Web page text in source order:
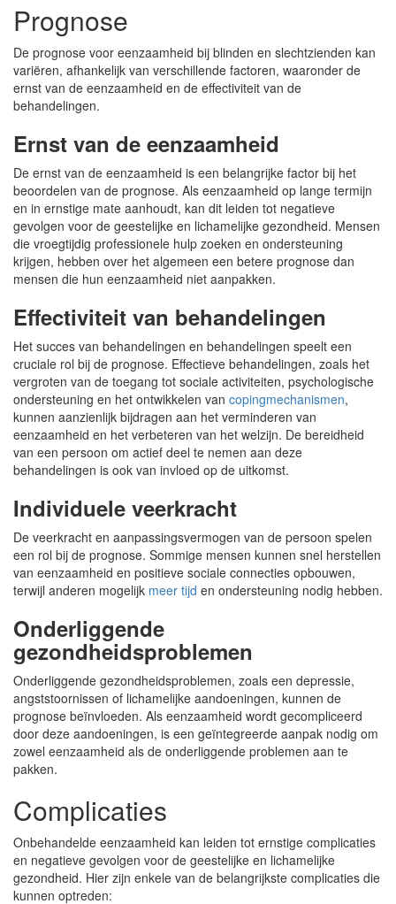
Prognose
De prognose voor eenzaamheid bij blinden en slechtzienden kan
variëren, afhankelijk van verschillende factoren, waaronder de
ernst van de eenzaamheid en de effectiviteit van de
behandelingen.
Ernst van de eenzaamheid
De ernst van de eenzaamheid is een belangrijke factor bij het
beoordelen van de prognose. Als eenzaamheid op lange termijn
en in ernstige mate aanhoudt, kan dit leiden tot negatieve
gevolgen voor de geestelijke en lichamelijke gezondheid. Mensen
die vroegtijdig professionele hulp zoeken en ondersteuning
krijgen, hebben over het algemeen een betere prognose dan
mensen die hun eenzaamheid niet aanpakken.
Effectiviteit van behandelingen
Het succes van behandelingen en behandelingen speelt een
cruciale rol bij de prognose. Effectieve behandelingen, zoals het
vergroten van de toegang tot sociale activiteiten, psychologische
ondersteuning en het ontwikkelen van copingmechanismen,
kunnen aanzienlijk bijdragen aan het verminderen van
eenzaamheid en het verbeteren van het welzijn. De bereidheid
van een persoon om actief deel te nemen aan deze
behandelingen is ook van invloed op de uitkomst.
Individuele veerkracht
De veerkracht en aanpassingsvermogen van de persoon spelen
een rol bij de prognose. Sommige mensen kunnen snel herstellen
van eenzaamheid en positieve sociale connecties opbouwen,
terwijl anderen mogelijk meer tijd en ondersteuning nodig hebben.
Onderliggende
gezondheidsproblemen
Onderliggende gezondheidsproblemen, zoals een depressie,
angststoornissen of lichamelijke aandoeningen, kunnen de
prognose beïnvloeden. Als eenzaamheid wordt gecompliceerd
door deze aandoeningen, is een geïntegreerde aanpak nodig om
zowel eenzaamheid als de onderliggende problemen aan te
pakken.
Complicaties
Onbehandelde eenzaamheid kan leiden tot ernstige complicaties
en negatieve gevolgen voor de geestelijke en lichamelijke
gezondheid. Hier zijn enkele van de belangrijkste complicaties die
kunnen optreden: